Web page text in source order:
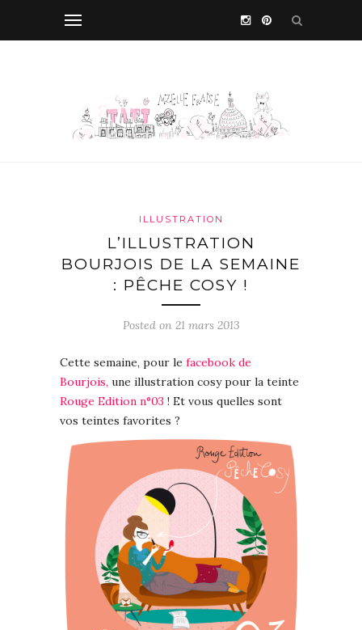
ILLUSTRATION
L’ILLUSTRATION
BOURJOIS DE LA SEMAINE
: PÊCHE COSY !
Posted on 21 mars 2013
Cette semaine, pour le facebook de
Bourjois, une illustration cosy pour la teinte
Rouge Edition n°03 ! Et vous quelles sont
vos teintes favorites ?